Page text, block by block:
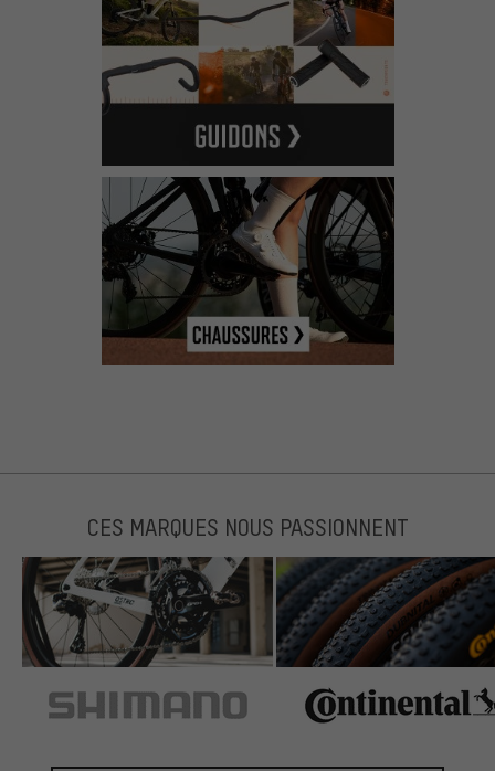
CES MARQUES NOUS PASSIONNENT